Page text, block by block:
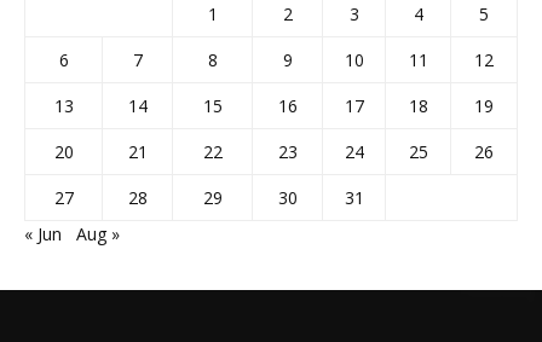
1 2 3 4
5
6
7 8 9 10 11
12
13
14 15 16 17 18
19
20
21 22 23 24 25
26
27
28 29 30
31
« Jun
Aug »